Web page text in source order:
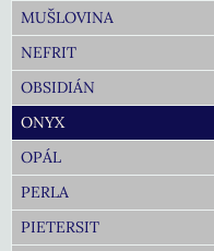
MUŠLOVINA
NEFRIT
OBSIDIÁN
ONYX
OPÁL
PERLA
PIETERSIT